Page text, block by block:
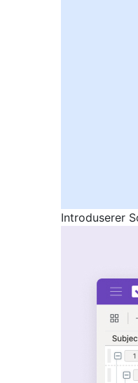
Introduserer